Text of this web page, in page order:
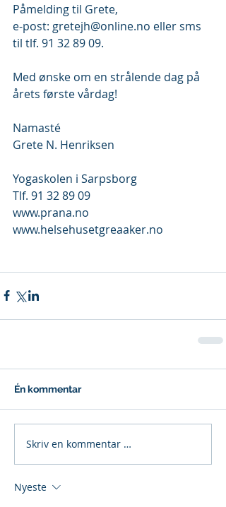
Påmelding til Grete,
e-post: gretejh@online.no eller sms
til tlf. 91 32 89 09.
Med ønske om en strålende dag på
årets første vårdag!
Namasté
Grete N. Henriksen
Yogaskolen i Sarpsborg
Tlf. 91 32 89 09
www.prana.no
www.helsehusetgreaaker.no
Én kommentar
Skriv en kommentar …
Nyeste